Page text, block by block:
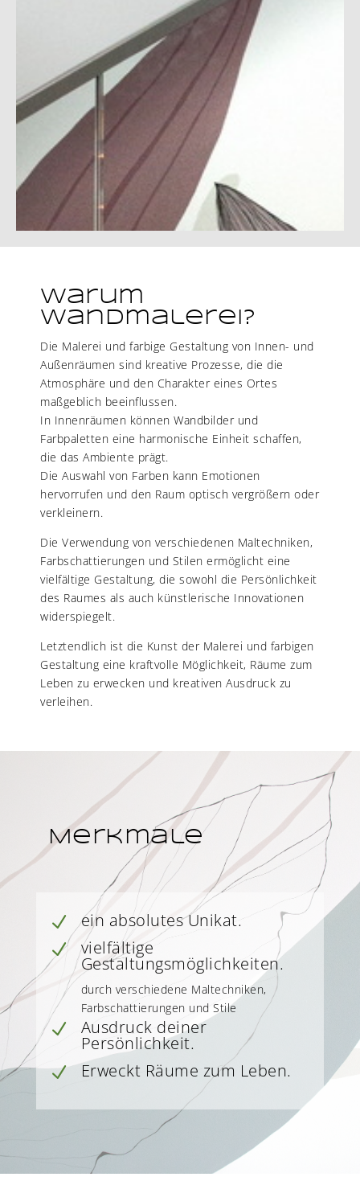
Warum
Wandmalerei?
Die Malerei und farbige Gestaltung von Innen- und
Außenräumen sind kreative Prozesse, die die
Atmosphäre und den Charakter eines Ortes
maßgeblich beeinflussen.
In Innenräumen können Wandbilder und
Farbpaletten eine harmonische Einheit schaffen,
die das Ambiente prägt.
Die Auswahl von Farben kann Emotionen
hervorrufen und den Raum optisch vergrößern oder
verkleinern.
Die Verwendung von verschiedenen Maltechniken,
Farbschattierungen und Stilen ermöglicht eine
vielfältige Gestaltung, die sowohl die Persönlichkeit
des Raumes als auch künstlerische Innovationen
widerspiegelt.
Letztendlich ist die Kunst der Malerei und farbigen
Gestaltung eine kraftvolle Möglichkeit, Räume zum
Leben zu erwecken und kreativen Ausdruck zu
verleihen.
Merkmale
N ein absolutes Unikat.
N vielfältige
Gestaltungsmöglichkeiten.
durch verschiedene Maltechniken,
Farbschattierungen und Stile
N Ausdruck deiner
Persönlichkeit.
N Erweckt Räume zum Leben.